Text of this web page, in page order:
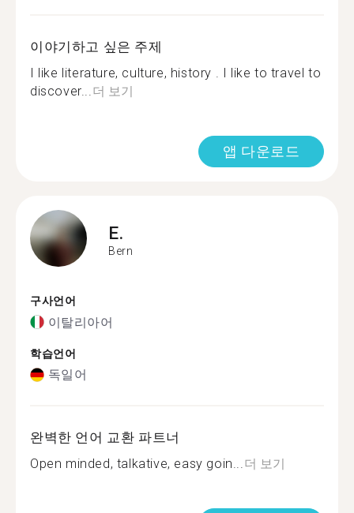
이야기하고 싶은 주제
I like literature, culture, history . I like to travel to
discover...더 보기
앱 다운로드
E.
Bern
구사언어
이탈리아어
학습언어
독일어
완벽한 언어 교환 파트너
Open minded, talkative, easy goin...더 보기